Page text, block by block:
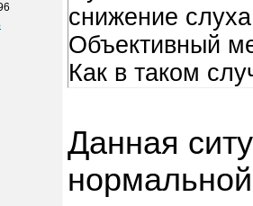
снижение
Объективный
Как в таком
Данная